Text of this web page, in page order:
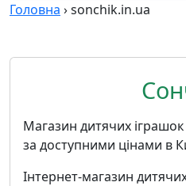
Головна ›sonchik.in.ua
Магазин дитячих іграшок
за доступними цінами в
Інтернет-магазин